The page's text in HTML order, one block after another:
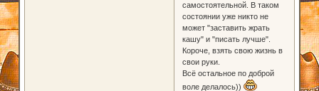
самостоятельной. В таком
состоянии уже никто не
может "заставить жрать
кашу" и "писать лучше".
Короче, взять свою жизнь в
свои руки.
Всё остальное по доброй
воле делалось))